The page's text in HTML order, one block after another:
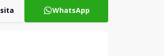
WhatsApp